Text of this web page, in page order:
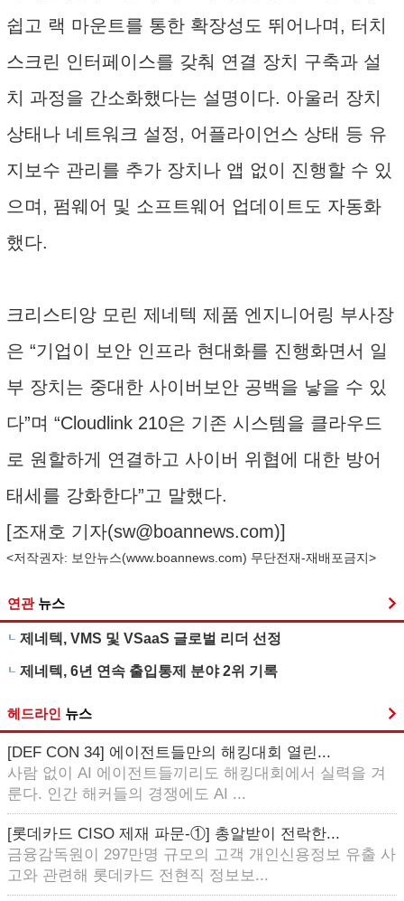
쉽고 랙 마운트를 통한 확장성도 뛰어나며, 터치
스크린 인터페이스를 갖춰 연결 장치 구축과 설
치 과정을 간소화했다는 설명이다. 아울러 장치
상태나 네트워크 설정, 어플라이언스 상태 등 유
지보수 관리를 추가 장치나 앱 없이 진행할 수 있
으며, 펌웨어 및 소프트웨어 업데이트도 자동화
했다.
크리스티앙 모린 제네텍 제품 엔지니어링 부사장
은 “기업이 보안 인프라 현대화를 진행화면서 일
부 장치는 중대한 사이버보안 공백을 낳을 수 있
다”며 “Cloudlink 210은 기존 시스템을 클라우드
로 원할하게 연결하고 사이버 위협에 대한 방어
태세를 강화한다”고 말했다.
[조재호 기자(sw@boannews.com)]
<저작권자: 보안뉴스(www.boannews.com) 무단전재-재배포금지>
연관 뉴스
제네텍, VMS 및 VSaaS 글로벌 리더 선정
제네텍, 6년 연속 출입통제 분야 2위 기록
헤드라인 뉴스
[DEF CON 34] 에이전트들만의 해킹대회 열린...
사람 없이 AI 에이전트들끼리도 해킹대회에서 실력을 겨
룬다. 인간 해커들의 경쟁에도 AI ...
[롯데카드 CISO 제재 파문-①] 총알받이 전락한...
금융감독원이 297만명 규모의 고객 개인신용정보 유출 사
고와 관련해 롯데카드 전현직 정보보...